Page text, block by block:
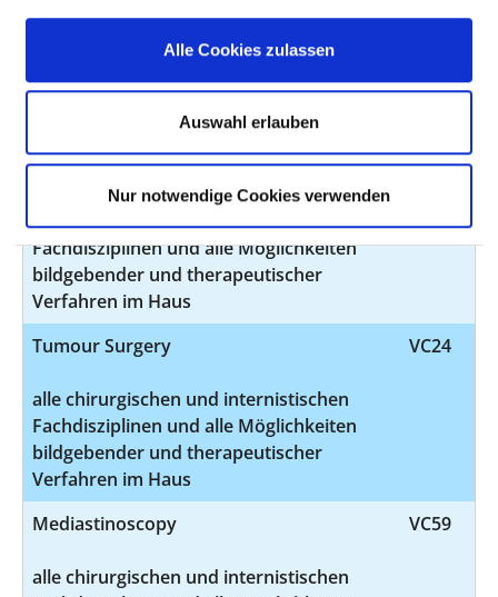
Alle Cookies zulassen
Auswahl erlauben
Nur notwendige Cookies verwenden
alle chirurgischen und internistischen
Fachdisziplinen und alle Möglichkeiten
Verfahren im Haus
vascular diseases
alle chirurgischen und internistischen
Fachdisziplinen und alle Möglichkeiten
bildgebender und therapeutischer
Verfahren im Haus
Tumour Surgery
alle chirurgischen und internistischen
Fachdisziplinen und alle Möglichkeiten
bildgebender und therapeutischer
Verfahren im Haus
VC24
Mediastinoscopy
alle chirurgischen und internistischen
VC59